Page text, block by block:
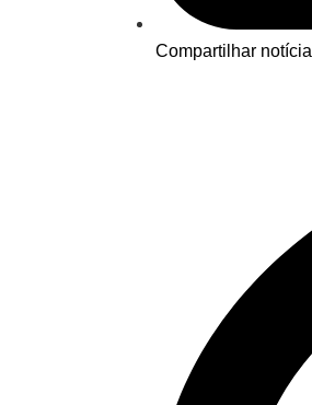
Compartilhar notícia